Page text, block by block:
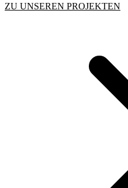
ZU UNSEREN PROJEKTEN